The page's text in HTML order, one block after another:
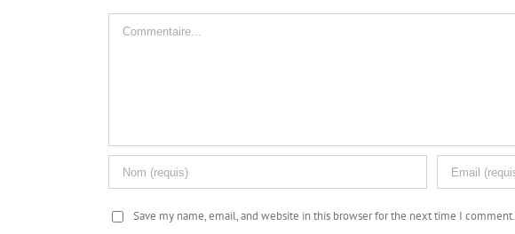
Save my name, email, and website in this browser for the next time I comment.